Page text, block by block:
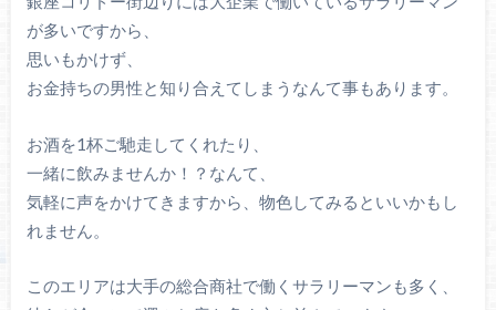
が多いですから、
思いもかけず、
お金持ちの男性と知り合えてしまうなんて事もあります。
お酒を1杯ご馳走してくれたり、
一緒に飲みませんか！？なんて、
気軽に声をかけてきますから、物色してみるといいかもし
れません。
このエリアは大手の総合商社で働くサラリーマンも多く、